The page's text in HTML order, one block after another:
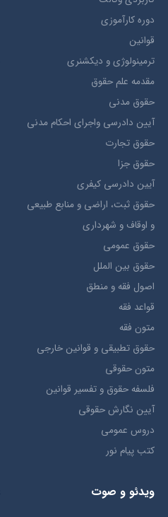
دوره کارآموزی
قوانین
ترمينولوژي و ديکشنري
مقدمه علم حقوق
حقوق مدني
آيين دادرسي ​واجراي ​احکام ​مدني
حقوق تجارت
حقوق جزا
آيین دادرسی کیفری
حقوق ثبت، اراضي و منابع طبيعي
و اوقاف و شهرداری
حقوق عمومی
حقوق بين الملل
اصول فقه و منطق
قواعد فقه
متون فقه
حقوق تطبيقي و قوانین خارجی
متون حقوقي
فلسفه حقوق و تفسیر قوانین
آیین نگارش حقوقی
دروس عمومی
کتب پیام نور
ویدئو و صوت